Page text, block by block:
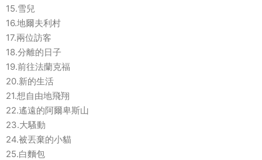
15.雪兒
16.地爾夫利村
17.兩位訪客
18.分離的日子
19.前往法蘭克福
20.新的生活
21.想自由地飛翔
22.遙遠的阿爾卑斯山
23.大騷動
24.被丟棄的小貓
25.白麵包